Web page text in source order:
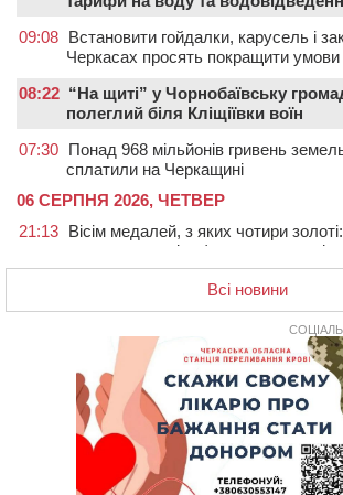
09:08 Встановити гойдалки, карусель і
Черкасах просять покращити
08:22 “На щиті” у Чорнобаївську
полеглий біля Кліщіївки воїн
07:30 Понад 968 мільйонів гривень
сплатили на Черкащині
06 СЕРПНЯ 2026, ЧЕТВЕР
21:13 Вісім медалей, з яких чотири
спортсмени тріумфували на
На Черкащині спека протримається
20:00 Педагогів Черкас запрошують на
переможцем Global Teacher Prize
У Черкасах водійка протаранила
здавала назад
На Черкащині з початку року зросла
постраждалих від укусів тварин
Черкаська тренувальна квартира
для громад з усієї України
Всі новини